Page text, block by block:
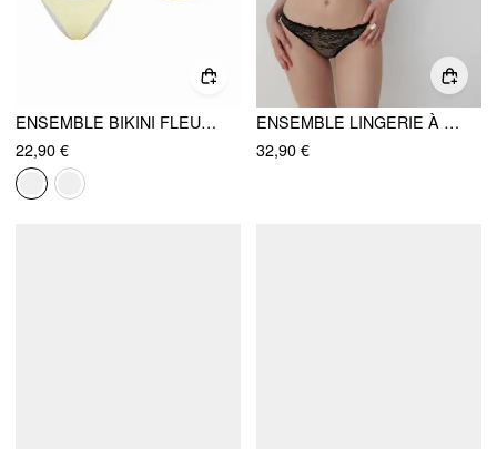
ENSEMBLE BIKINI FLEURI TEXTURÉ À ENCOLURE ROND ET BASSE TAILLE AVEC FOULARD
22,90 €
ENSEMBLE LINGERIE À ARMATURES, DÉCOLLETÉ CARRÉ, NŒUD EN DENTILLE, TAILLE MI-HAUTE
32,90 €